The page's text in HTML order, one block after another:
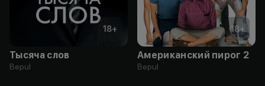
18+
Тысяча слов
Bepul
18+
Американский пирог 2
Bepul